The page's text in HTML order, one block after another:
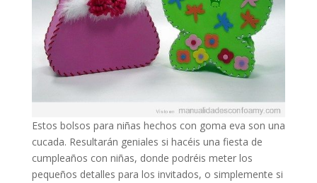
Estos bolsos para niñas hechos con goma eva son una
cucada. Resultarán geniales si hacéis una fiesta de
cumpleaños con niñas, donde podréis meter los
pequeños detalles para los invitados, o simplemente si